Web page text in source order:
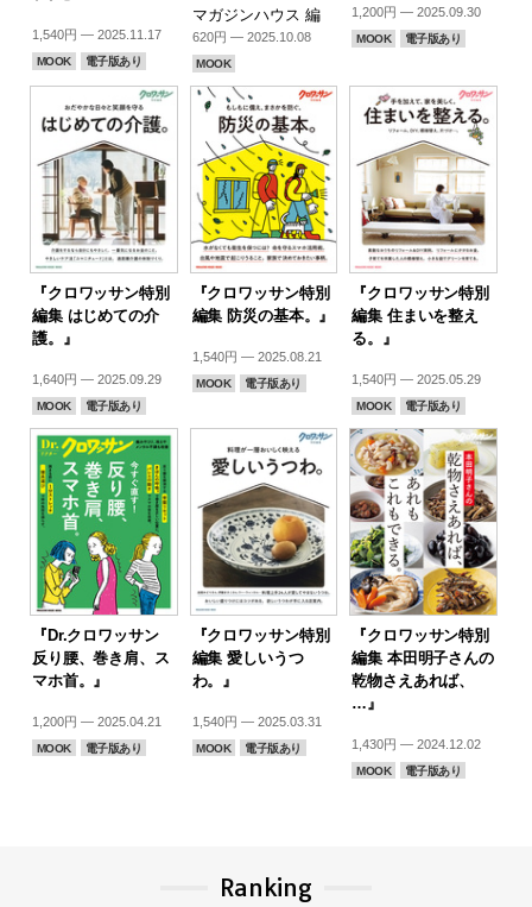
1,540円 — 2025.11.17
MOOK 電子版あり
マガジンハウス 編
620円 — 2025.10.08
MOOK
1,200円 — 2025.09.30
MOOK 電子版あり
『クロワッサン特別
編集 はじめての介
護。』
1,640円 — 2025.09.29
MOOK 電子版あり
『クロワッサン特別
編集 防災の基本。』
1,540円 — 2025.08.21
MOOK 電子版あり
『クロワッサン特別
編集 住まいを整え
る。』
1,540円 — 2025.05.29
MOOK 電子版あり
『Dr.クロワッサン
反り腰、巻き肩、ス
マホ首。』
1,200円 — 2025.04.21
MOOK 電子版あり
『クロワッサン特別
編集 愛しいうつ
わ。』
1,540円 — 2025.03.31
MOOK 電子版あり
『クロワッサン特別
編集 本田明子さんの
乾物さえあれば、
…』
1,430円 — 2024.12.02
MOOK 電子版あり
Ranking